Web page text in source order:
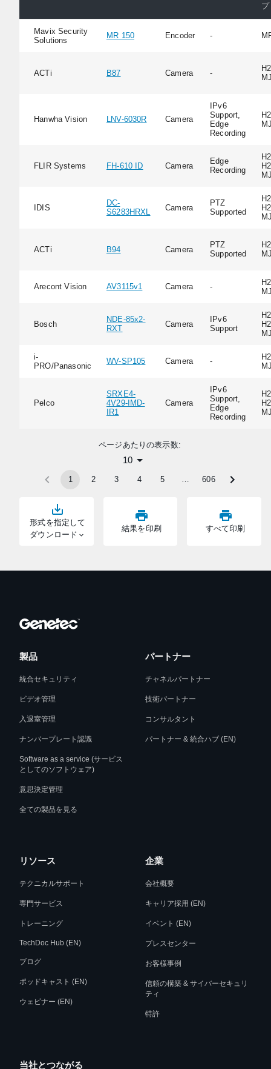
形式を指定して
ダウンロード
結果を印刷 すべて印刷
プ
Mavix Security
Solutions
MR 150 Encoder -
ACTi B87 Camera -
Hanwha Vision LNV-6030R Camera
IPv6
Support,
Edge
Recording
FLIR Systems FH-610 ID Camera
Edge
Recording
IDIS
DC-
S6283HRXL
Camera
PTZ
Supported
ACTi B94 Camera
PTZ
Supported
Arecont Vision AV3115v1 Camera -
Bosch
NDE-85x2-
RXT
Camera
IPv6
Support
i-
PRO/Panasonic
WV-SP105 Camera -
Pelco
SRXE4-
4V29-IMD-
IR1
Camera
IPv6
Support,
Edge
Recording
ページあたりの表示数:
10
1 2 3 4 5 … 606
製品
統合セキュリティ
ビデオ管理
入退室管理
ナンバープレート認識
Software as a service (サービス
としてのソフトウェア)
意思決定管理
全ての製品を見る
パートナー
チャネルパートナー
技術パートナー
コンサルタント
パートナー & 統合ハブ (EN)
リソース
テクニカルサポート
専門サービス
トレーニング
TechDoc Hub (EN)
ブログ
ポッドキャスト (EN)
ウェビナー (EN)
企業
会社概要
キャリア採用 (EN)
イベント (EN)
プレスセンター
お客様事例
信頼の構築 & サイバーセキュリ
ティ
特許
当社とつながる